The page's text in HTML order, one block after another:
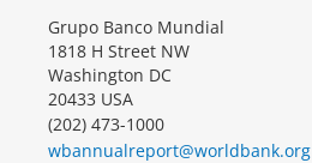
Grupo Banco Mundial
1818 H Street NW
Washington DC
20433 USA
(202) 473-1000
wbannualreport@worldbank.org